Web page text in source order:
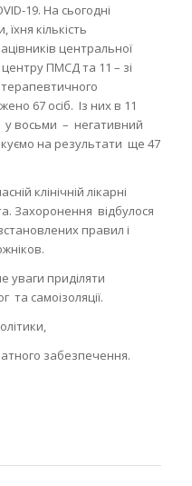
19. На сьогодні
кількість
центральної
центру ПМСД та 11 – зі
терапевтичного
67 осіб. Із них в 11
у восьми – негативний
на результати ще 47
клінічній лікарні
Захоронення відбулося
правил і
уваги приділяти
самоізоляції.
забезпечення.